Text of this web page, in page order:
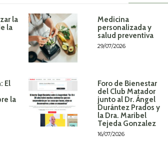
la
la
Medicina
personalizada y
salud preventiva
29/07/2026
El
la
Foro de Bienestar
del Club Matador
junto al Dr. Ángel
Durántez Prados y
la Dra. Maribel
Tejeda Gonzalez
16/07/2026